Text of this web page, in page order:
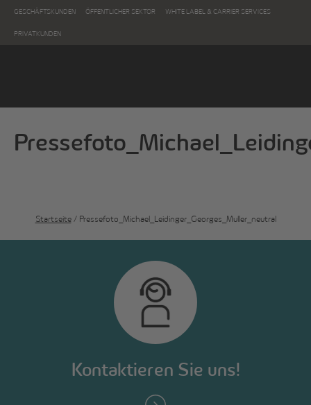
GESCHÄFTSKUNDEN ÖFFENTLICHER SEKTOR WHITE LABEL & CARRIER SERVICES
PRIVATKUNDEN
Startseite/ Pressefoto_Michael_Leidinger_Georges_Muller_neutral
Kontaktieren Sie uns!